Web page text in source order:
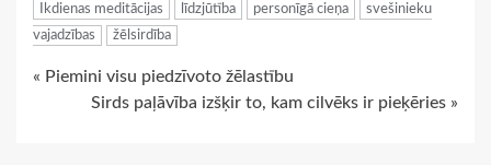
Ikdienas meditācijas
līdzjūtība personīgā cieņa
svešinieku
vajadzības
žēlsirdība
Continue
« Piemini visu piedzīvoto žēlastību
Sirds paļāvība izšķir to, kam cilvēks ir pieķēries »